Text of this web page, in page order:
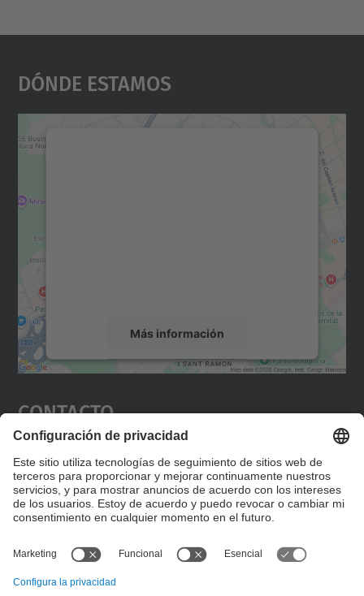
Dónde Estamos
Más información
Aceptar
powered by
Contacto
Editad en la página "Contacto personalizado", que
encontraréis en la raíz de español, vuestros datos
personalizados de contacto.
Formulario de contacto